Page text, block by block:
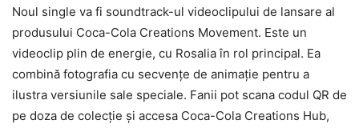
Noul single va fi soundtrack-ul videoclipului de lansare al
produsului Coca-Cola Creations Movement. Este un
videoclip plin de energie, cu Rosalia în rol principal. Ea
combină fotografia cu secvenţe de animaţie pentru a
ilustra versiunile sale speciale. Fanii pot scana codul QR de
pe doza de colecţie şi accesa Coca-Cola Creations Hub,